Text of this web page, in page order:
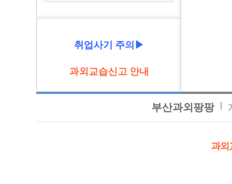
취업사기 주의▶
과외교습신고 안내
부산과외팡팡
과외